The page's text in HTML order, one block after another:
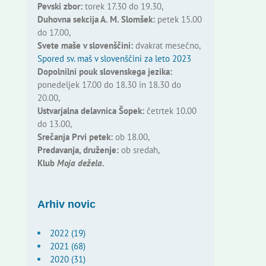
Pevski zbor:torek 17.30 do 19.30,
Duhovna sekcija A. M. Slomšek:petek 15.00
do 17.00,
Svete maše v slovenščini:dvakrat mesečno,
Spored sv. maš v slovenščini za leto 2023
Dopolnilni pouk slovenskega jezika:
ponedeljek 17.00 do 18.30 in 18.30 do
20.00,
Ustvarjalna delavnica Šopek:četrtek 10.00
do 13.00,
Srečanja Prvi petek:ob 18.00,
Predavanja, druženje:ob sredah,
Klub Moja dežela.
Arhiv novic
2022 (19)
2021 (68)
2020 (31)